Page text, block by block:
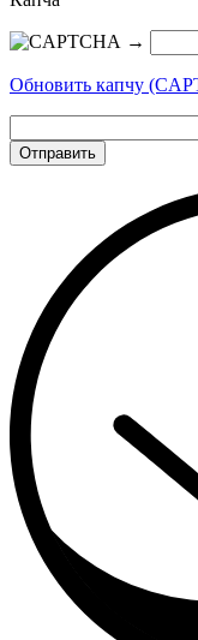
→
Обновить капчу
Отправить